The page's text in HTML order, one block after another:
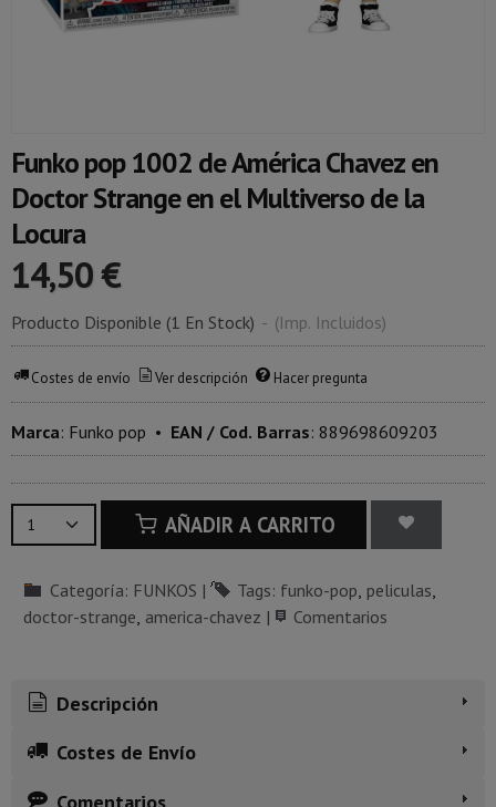
Funko pop 1002 de América Chavez en
Doctor Strange en el Multiverso de la
Locura
14,50 €
Producto Disponible (1 En Stock) - (Imp. Incluidos)
Costes de envío Ver descripción Hacer pregunta
Marca: Funko pop • EAN / Cod. Barras: 889698609203
AÑADIR A CARRITO
Categoría: FUNKOS | Tags: funko-pop peliculas
doctor-strange america-chavez | Comentarios
Descripción
Costes de Envío
Comentarios